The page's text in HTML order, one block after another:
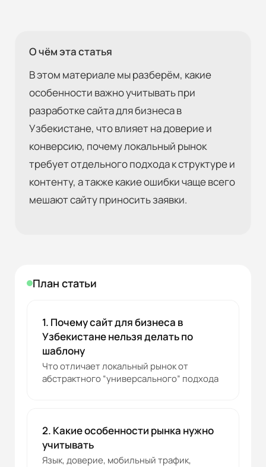
О чём эта статья
В этом материале мы разберём, какие
особенности важно учитывать при
разработке сайта для бизнеса в
Узбекистане, что влияет на доверие и
конверсию, почему локальный рынок
требует отдельного подхода к структуре и
контенту, а также какие ошибки чаще всего
мешают сайту приносить заявки.
План статьи
1. Почему сайт для бизнеса в
Узбекистане нельзя делать по
шаблону
Что отличает локальный рынок от
абстрактного “универсального” подхода
2. Какие особенности рынка нужно
учитывать
Язык, доверие, мобильный трафик,